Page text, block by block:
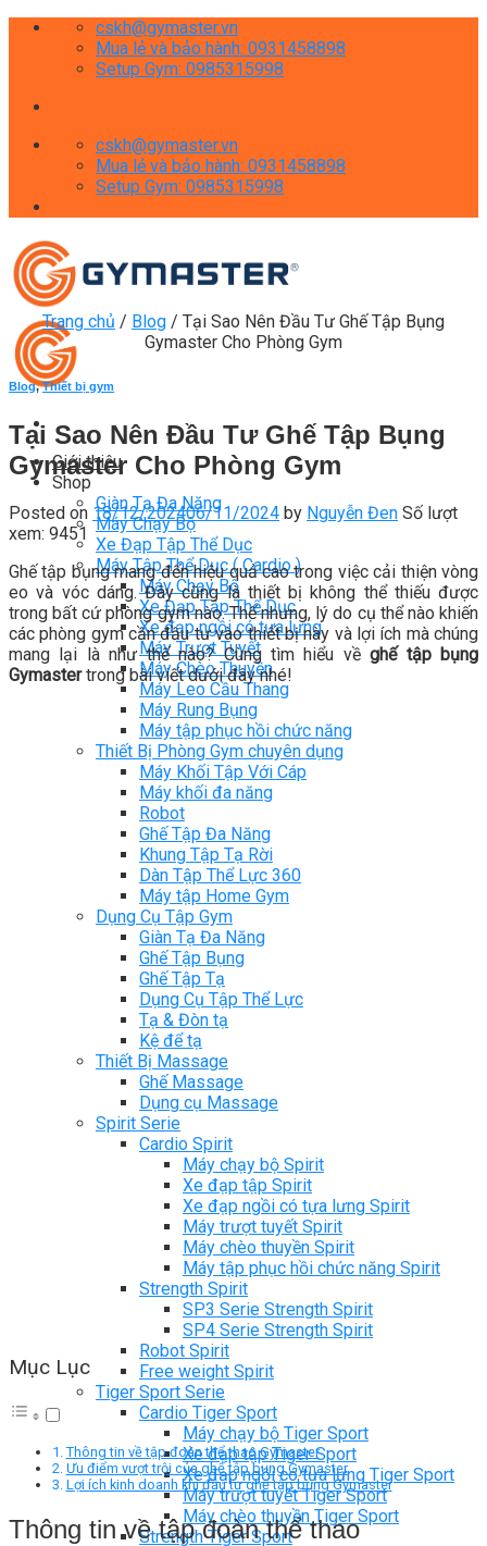
Skip
cskh@gymaster.vn
Mua lẻ và bảo hành: 0931458898
Setup Gym: 0985315998
cskh@gymaster.vn
Mua lẻ và bảo hành: 0931458898
Setup Gym: 0985315998
Giới thiệu
Shop
Giàn Tạ Đa Năng
Máy Chạy Bộ
Xe Đạp Tập Thể Dục
Máy Tập Thể Dục ( Cardio )
Máy Chạy Bộ
Xe Đạp Tập Thể Dục
Xe đạp ngồi có tựa lưng
Máy Trượt Tuyết
Máy Chèo Thuyền
Máy Leo Cầu Thang
Máy Rung Bụng
Máy tập phục hồi chức năng
Thiết Bị Phòng Gym chuyên dụng
Máy Khối Tập Với Cáp
Máy khối đa năng
Robot
Ghế Tập Đa Năng
Khung Tập Tạ Rời
Dàn Tập Thể Lực 360
Máy tập Home Gym
Dụng Cụ Tập Gym
Giàn Tạ Đa Năng
Ghế Tập Bụng
Ghế Tập Tạ
Dụng Cụ Tập Thể Lực
Tạ & Đòn tạ
Kệ để tạ
Thiết Bị Massage
Ghế Massage
Dụng cụ Massage
Spirit Serie
Cardio Spirit
Máy chạy bộ Spirit
Xe đạp tập Spirit
Xe đạp ngồi có tựa lưng Spirit
Máy trượt tuyết Spirit
Máy chèo thuyền Spirit
Máy tập phục hồi chức năng Spirit
Strength Spirit
SP3 Serie Strength Spirit
SP4 Serie Strength Spirit
Robot Spirit
Free weight Spirit
Tiger Sport Serie
Cardio Tiger Sport
Máy chạy bộ Tiger Sport
Xe đạp tập Tiger Sport
Xe đạp ngồi có tựa lưng Tiger Sport
Máy trượt tuyết Tiger Sport
Máy chèo thuyền Tiger Sport
Strength Tiger Sport
Trang chủ / Blog / Tại Sao Nên Đầu Tư Ghế Tập Bụng
Gymaster Cho Phòng Gym
Blog,Thiết bị gym
Tại Sao Nên Đầu Tư Ghế Tập Bụng
Gymaster Cho Phòng Gym
Posted on 18/12/202406/11/2024 by Nguyễn Đen Số lượt
xem: 9451
Ghế tập bụng mang đến hiệu quả cao trong việc cải thiện vòng
eo và vóc dáng. Đây cũng là thiết bị không thể thiếu được
trong bất cứ phòng gym nào. Thế nhưng, lý do cụ thể nào khiến
các phòng gym cần đầu tư vào thiết bị này và lợi ích mà chúng
mang lại là như thế nào? Cùng tìm hiểu vềghế tập bụng
Gymastertrong bài viết dưới đây nhé!
Mục Lục
Thông tin về tập đoàn thể thao Gymaster
Ưu điểm vượt trội của ghế tập bụng Gymaster
Lợi ích kinh doanh khi đầu tư ghế tập bụng Gymaster
Thông tin về tập đoàn thể thao